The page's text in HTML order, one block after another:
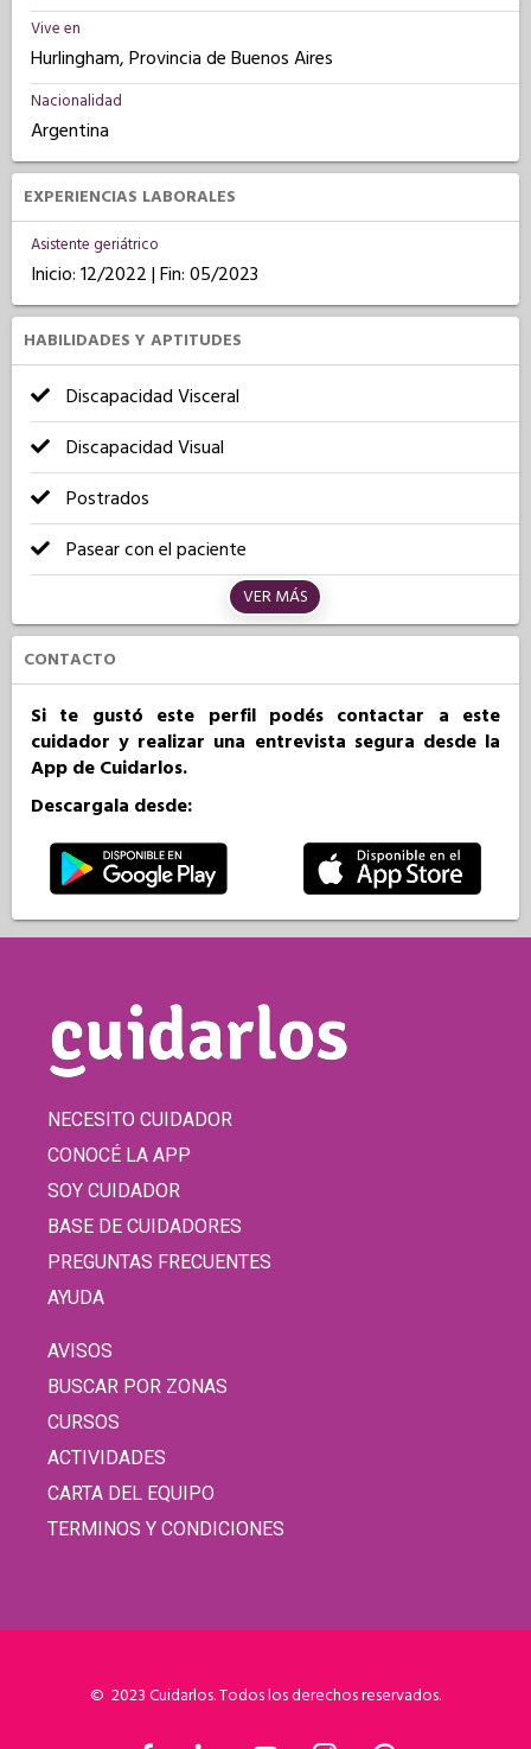
Vive en
Hurlingham, Provincia de Buenos Aires
Nacionalidad
Argentina
EXPERIENCIAS LABORALES
Asistente geriátrico
Inicio: 12/2022 | Fin: 05/2023
HABILIDADES Y APTITUDES
Discapacidad Visceral
Discapacidad Visual
Postrados
Pasear con el paciente
VER MÁS
CONTACTO
Si te gustó este perfil podés contactar a este
cuidador y realizar una entrevista segura desde la
App de Cuidarlos.
Descargala desde:
NECESITO CUIDADOR
CONOCÉ LA APP
SOY CUIDADOR
BASE DE CUIDADORES
PREGUNTAS FRECUENTES
AYUDA
AVISOS
BUSCAR POR ZONAS
CURSOS
ACTIVIDADES
CARTA DEL EQUIPO
TERMINOS Y CONDICIONES
© 2023 Cuidarlos. Todos los derechos reservados.